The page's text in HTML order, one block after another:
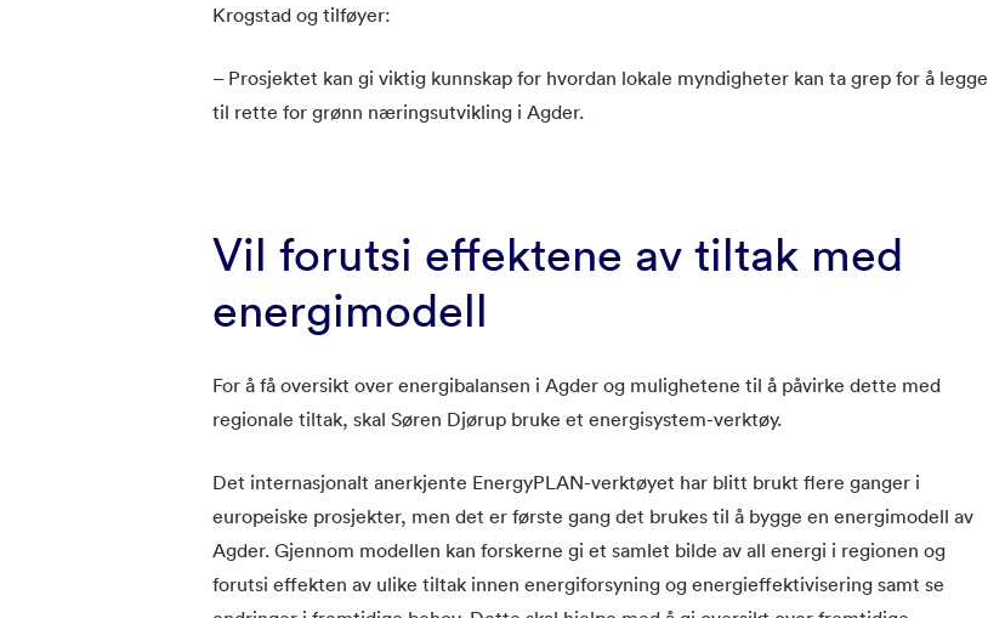
Krogstad og tilføyer:
– Prosjektet kan gi viktig kunnskap for hvordan lokale myndigheter kan ta grep for å legge
til rette for grønn næringsutvikling i Agder.
Vil forutsi effektene av tiltak med
energimodell
For å få oversikt over energibalansen i Agder og mulighetene til å påvirke dette med
regionale tiltak, skal Søren Djørup bruke et energisystem-verktøy.
Det internasjonalt anerkjente EnergyPLAN-verktøyet har blitt brukt flere ganger i
europeiske prosjekter, men det er første gang det brukes til å bygge en energimodell av
Agder. Gjennom modellen kan forskerne gi et samlet bilde av all energi i regionen og
forutsi effekten av ulike tiltak innen energiforsyning og energieffektivisering samt se